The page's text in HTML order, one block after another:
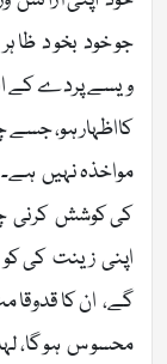
جو خود بخو د ظا
ویسے پردے کے
کااظہار ہو، جسے
مواخذہ نہیں
کی کوشش کرنی
اپنی زینت کی کو
گے، ان کا
محسو س ہو گا،